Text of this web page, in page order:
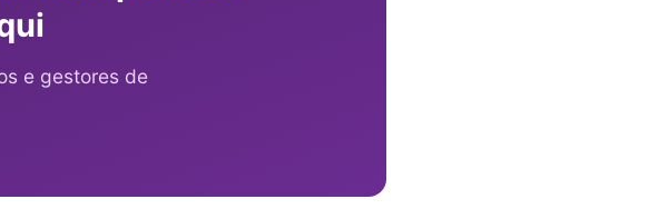
e gestores de